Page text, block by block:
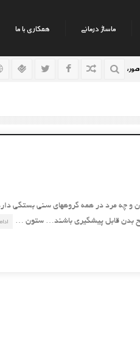
ماساژ درمانی همکاری با ما
نکات جالب روانشناسی
و چه مرد در همه گروههای سنی بستگی
بدن قابل پیشگیری باشند… ستون …